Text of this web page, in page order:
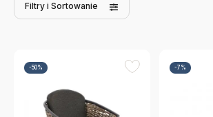
Filtry i Sortowanie
-50% -7%